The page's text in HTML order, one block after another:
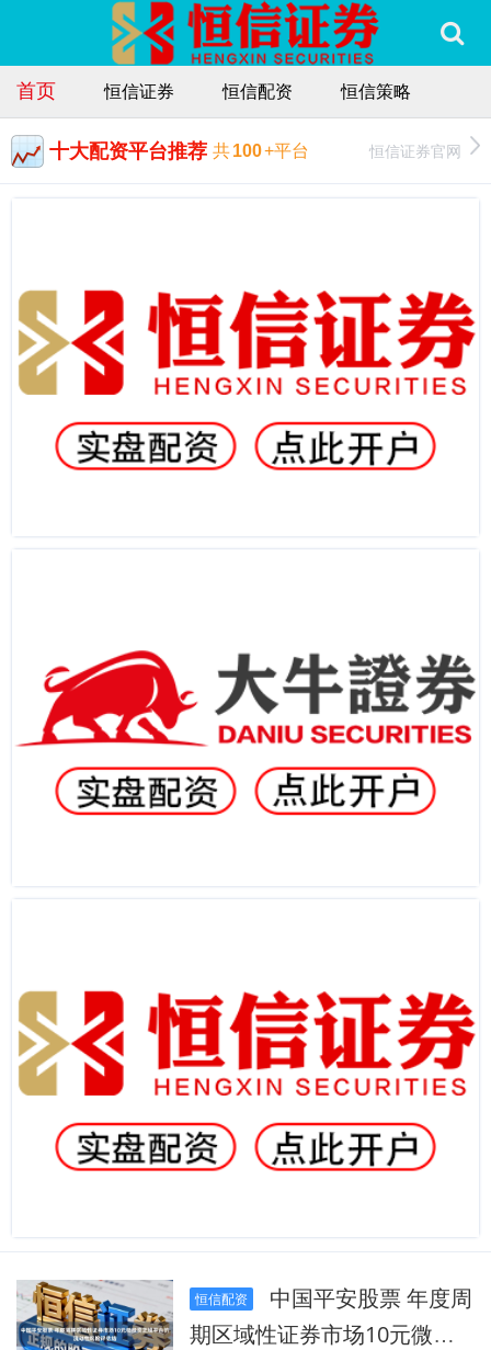
首页 恒信证券 恒信配资 恒信策略
十大配资平台推荐 共100+平台 恒信证券官网
恒信配资
期区域性证券市场10元微投